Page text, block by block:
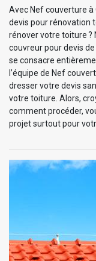
Avec Nef couverture à
devis pour rénovation
rénover votre toiture ?
couvreur pour devis
se consacre
l’équipe de Nef
dresser votre devis
votre toiture. Alors,
comment procéder,
projet surtout pour